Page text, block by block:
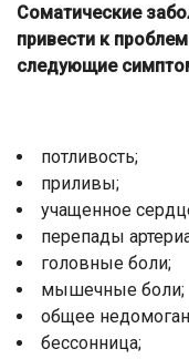
Соматические
привести к
следующие
потливость;
приливы;
учащенное
перепады
головные боли;
мышечные боли;
общее
бессонница;